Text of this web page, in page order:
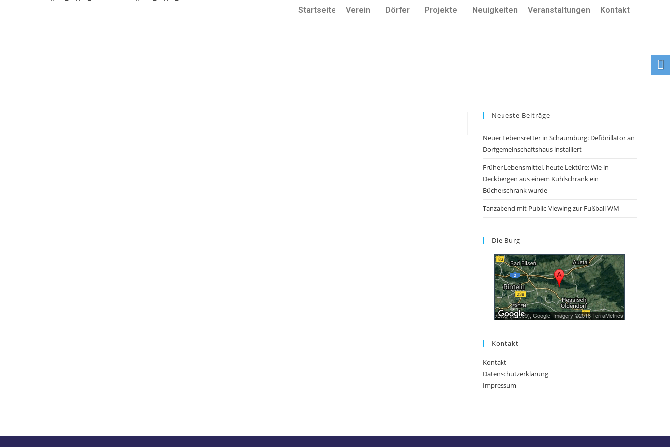
Startseite Verein Dörfer Projekte Neuigkeiten Veranstaltungen Kontakt
Neueste Beiträge
Neuer Lebensretter in Schaumburg: Defibrillator an
Dorfgemeinschaftshaus installiert
Früher Lebensmittel, heute Lektüre: Wie in
Deckbergen aus einem Kühlschrank ein
Bücherschrank wurde
Tanzabend mit Public-Viewing zur Fußball WM
Die Burg
Kontakt
Kontakt
Datenschutzerklärung
Impressum